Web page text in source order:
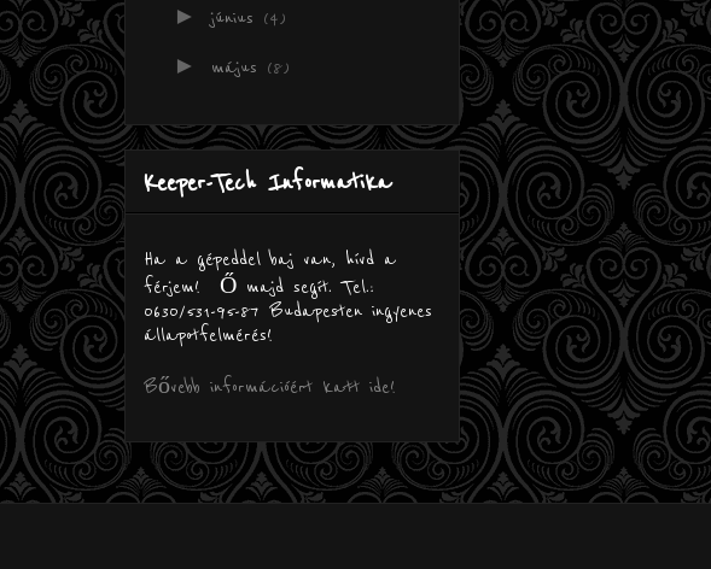
► június (4)
► május (8)
Keeper-Tech Informatika
Ha a gépeddel baj van, hívd a
férjem! Ő majd segít. Tel.:
0630/531-95-87 Budapesten ingyenes
állapotfelmérés!
Bővebb információért katt ide!